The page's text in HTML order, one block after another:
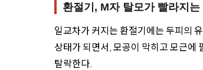
환절기, M자 탈모가 빨라지는
일교차가 커지는 환절기에는 두피의
상태가 되면서, 모공이 막히고 모근에
탈락한다.